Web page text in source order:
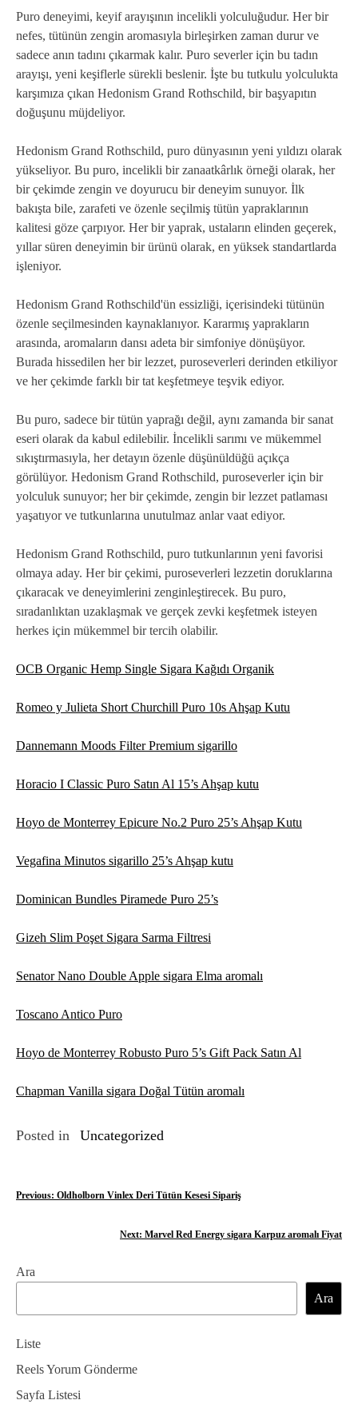
Puro deneyimi, keyif arayışının incelikli yolculuğudur. Her bir
nefes, tütünün zengin aromasıyla birleşirken zaman durur ve
sadece anın tadını çıkarmak kalır. Puro severler için bu tadın
arayışı, yeni keşiflerle sürekli beslenir. İşte bu tutkulu yolculukta
karşımıza çıkan Hedonism Grand Rothschild, bir başyapıtın
doğuşunu müjdeliyor.
Hedonism Grand Rothschild, puro dünyasının yeni yıldızı olarak
yükseliyor. Bu puro, incelikli bir zanaatkârlık örneği olarak, her
bir çekimde zengin ve doyurucu bir deneyim sunuyor. İlk
bakışta bile, zarafeti ve özenle seçilmiş tütün yapraklarının
kalitesi göze çarpıyor. Her bir yaprak, ustaların elinden geçerek,
yıllar süren deneyimin bir ürünü olarak, en yüksek standartlarda
işleniyor.
Hedonism Grand Rothschild'ün essizliği, içerisindeki tütünün
özenle seçilmesinden kaynaklanıyor. Kararmış yaprakların
arasında, aromaların dansı adeta bir simfoniye dönüşüyor.
Burada hissedilen her bir lezzet, puroseverleri derinden etkiliyor
ve her çekimde farklı bir tat keşfetmeye teşvik ediyor.
Bu puro, sadece bir tütün yaprağı değil, aynı zamanda bir sanat
eseri olarak da kabul edilebilir. İncelikli sarımı ve mükemmel
sıkıştırmasıyla, her detayın özenle düşünüldüğü açıkça
görülüyor. Hedonism Grand Rothschild, puroseverler için bir
yolculuk sunuyor; her bir çekimde, zengin bir lezzet patlaması
yaşatıyor ve tutkunlarına unutulmaz anlar vaat ediyor.
Hedonism Grand Rothschild, puro tutkunlarının yeni favorisi
olmaya aday. Her bir çekimi, puroseverleri lezzetin doruklarına
çıkaracak ve deneyimlerini zenginleştirecek. Bu puro,
sıradanlıktan uzaklaşmak ve gerçek zevki keşfetmek isteyen
herkes için mükemmel bir tercih olabilir.
OCB Organic Hemp Single Sigara Kağıdı Organik
Romeo y Julieta Short Churchill Puro 10s Ahşap Kutu
Dannemann Moods Filter Premium sigarillo
Horacio I Classic Puro Satın Al 15’s Ahşap kutu
Hoyo de Monterrey Epicure No.2 Puro 25’s Ahşap Kutu
Vegafina Minutos sigarillo 25’s Ahşap kutu
Dominican Bundles Piramede Puro 25’s
Gizeh Slim Poşet Sigara Sarma Filtresi
Senator Nano Double Apple sigara Elma aromalı
Toscano Antico Puro
Hoyo de Monterrey Robusto Puro 5’s Gift Pack Satın Al
Chapman Vanilla sigara Doğal Tütün aromalı
Posted in Uncategorized
Y
ı
g
e
z
i
Previous: Oldholborn Vinlex Deri Tütün Kesesi Sipariş
Next: Marvel Red Energy sigara Karpuz aromalı Fiyat
Ara
Ara
Liste
Reels Yorum Gönderme
Sayfa Listesi